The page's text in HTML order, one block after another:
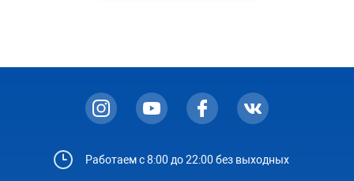
Работаем с 8:00 до 22:00 без выходных